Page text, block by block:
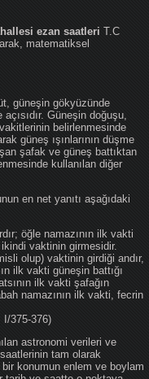
ezan saatleri T.C
matematiksel
güneşin gökyüzünde
Güneşin doğuşu,
belirlenmesinde
güneş ışınlarının düşme
şafak ve güneş battıktan
kullanılan diğer
en net yanıtı aşağıdaki
öğle namazının ilk vakti
vaktinin girmesidir.
olup) vaktinin girdiği andır,
ilk vakti güneşin battığı
ilk vakti şafağın
namazının ilk vakti, fecrin
I/375-376)
astronomi verileri ve
tam olarak
konumun enlem ve boylam